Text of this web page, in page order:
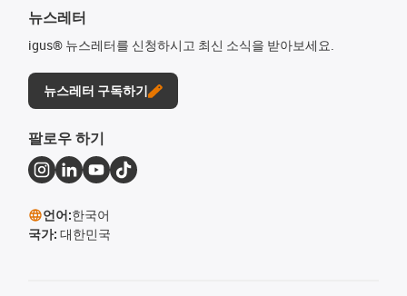
뉴스레터
igus® 뉴스레터를 신청하시고 최신 소식을 받아보세요.
뉴스레터 구독하기
팔로우 하기
언어:한국어
국가: 대한민국